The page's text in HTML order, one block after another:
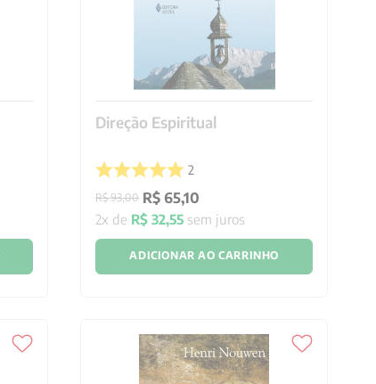
Direção Espiritual
2
R$ 93,00 R$ 65,10
2x de R$ 32,55 sem juros
ADICIONAR AO CARRINHO